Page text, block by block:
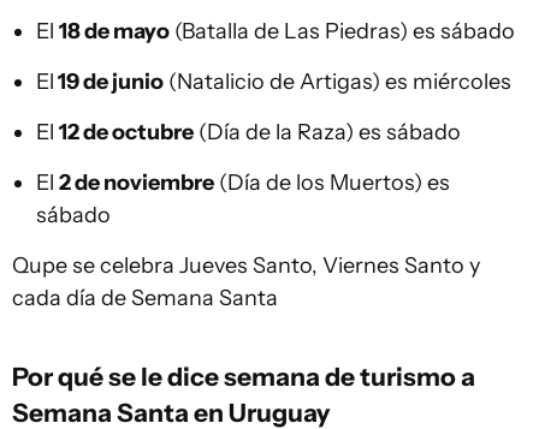
El 18 de mayo (Batalla de Las Piedras) es sábado
El19 de junio (Natalicio de Artigas) es miércoles
El 12 de octubre (Día de la Raza) es sábado
El 2 de noviembre (Día de los Muertos) es
sábado
Qupe se celebra Jueves Santo, Viernes Santo y
cada día de Semana Santa
Por qué se le dice semana de turismo a
Semana Santa en Uruguay